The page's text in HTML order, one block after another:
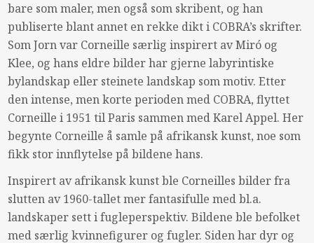
bare som maler, men også som skribent, og han
publiserte blant annet en rekke dikt i COBRA’s skrifter.
Som Jorn var Corneille særlig inspirert av Miró og
Klee, og hans eldre bilder har gjerne labyrintiske
bylandskap eller steinete landskap som motiv. Etter
den intense, men korte perioden med COBRA, flyttet
Corneille i 1951 til Paris sammen med Karel Appel. Her
begynte Corneille å samle på afrikansk kunst, noe som
fikk stor innflytelse på bildene hans.
Inspirert av afrikansk kunst ble Corneilles bilder fra
slutten av 1960-tallet mer fantasifulle med bl.a.
landskaper sett i fugleperspektiv. Bildene ble befolket
med særlig kvinnefigurer og fugler. Siden har dyr og